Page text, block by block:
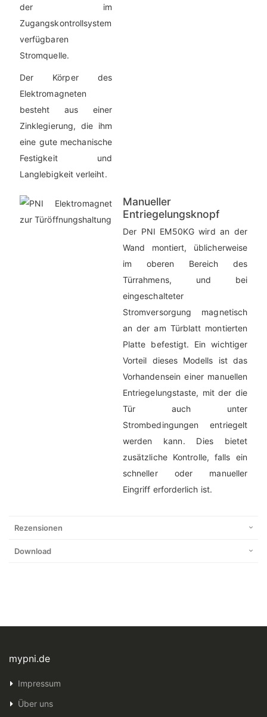
der im
Zugangskontrollsystem
verfügbaren
Stromquelle.
Der Körper des
Elektromagneten
besteht aus einer
Zinklegierung, die ihm
eine gute mechanische
Festigkeit und
Langlebigkeit verleiht.
Manueller
Entriegelungsknopf
Der PNI EM50KG wird an der
Wand montiert, üblicherweise
im oberen Bereich des
Türrahmens, und bei
eingeschalteter
Stromversorgung magnetisch
an der am Türblatt montierten
Platte befestigt. Ein wichtiger
Vorteil dieses Modells ist das
Vorhandensein einer manuellen
Entriegelungstaste, mit der die
Tür auch unter
Strombedingungen entriegelt
werden kann. Dies bietet
zusätzliche Kontrolle, falls ein
schneller oder manueller
Eingriff erforderlich ist.
Rezensionen
Download
mypni.de
Impressum
Über uns